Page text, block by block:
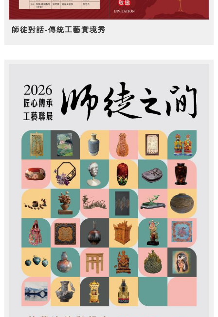
師徒對話-傳統工藝實境秀